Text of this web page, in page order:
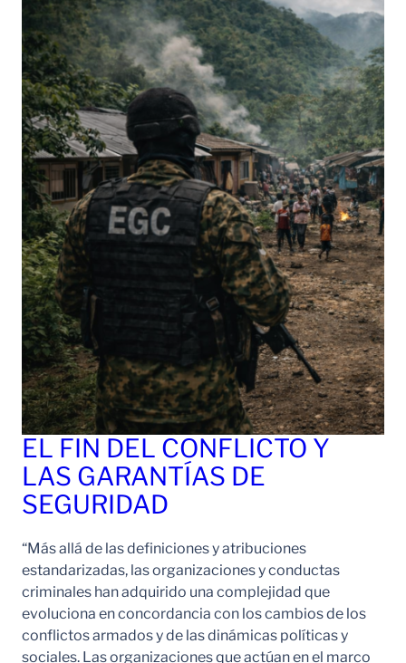
EL FIN DEL CONFLICTO Y
LAS GARANTÍAS DE
SEGURIDAD
“Más allá de las definiciones y atribuciones
estandarizadas, las organizaciones y conductas
criminales han adquirido una complejidad que
evoluciona en concordancia con los cambios de los
conflictos armados y de las dinámicas políticas y
sociales. Las organizaciones que actúan en el marco